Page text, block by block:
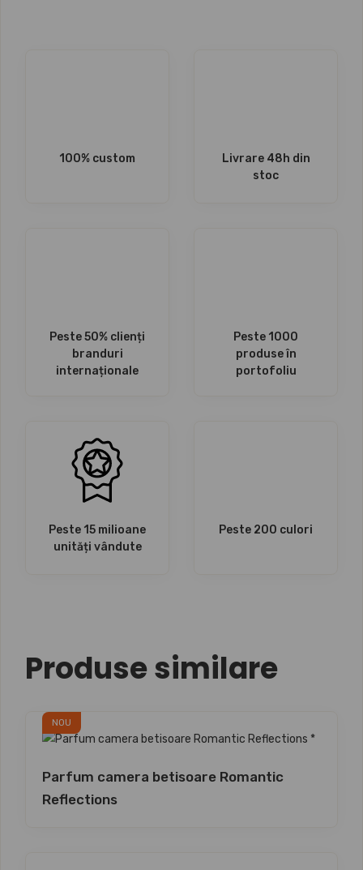
100% custom
Livrare 48h din
stoc
Peste 50% clienți
branduri
internaționale
Peste 1000
produse în
portofoliu
Peste 15 milioane
unități vândute
Peste 200 culori
Produse similare
NOU
Parfum camera betisoare Romantic
Reflections